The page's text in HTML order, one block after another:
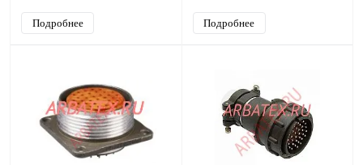
Подробнее Подробнее